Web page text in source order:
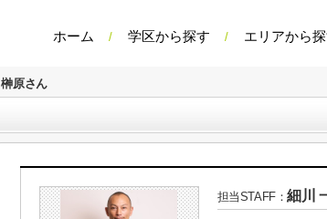
ホーム 学区から探す エリアから
榊原さん
担当STAFF：細川